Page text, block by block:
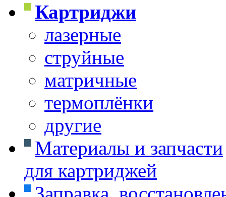
Картриджи
лазерные
струйные
матричные
термоплёнки
другие
Материалы и запчасти
для картриджей